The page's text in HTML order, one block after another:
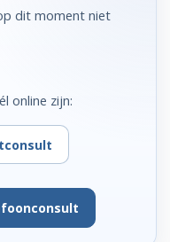
dit moment niet
online zijn: